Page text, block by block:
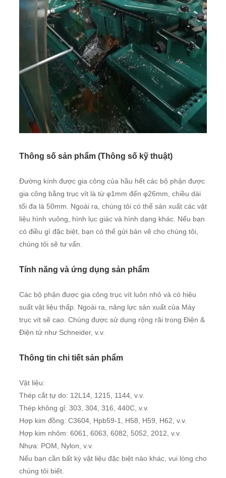
Thông số sản phẩm (Thông số kỹ thuật)
Đường kính được gia công của hầu hết các bộ phận được
gia công bằng trục vít là từ φ1mm đến φ26mm, chiều dài
tối đa là 50mm. Ngoài ra, chúng tôi có thể sản xuất các vật
liệu hình vuông, hình lục giác và hình dạng khác. Nếu bạn
có điều gì đặc biệt, bạn có thể gửi bản vẽ cho chúng tôi,
chúng tôi sẽ tư vấn.
Tính năng và ứng dụng sản phẩm
Các bộ phận được gia công trục vít luôn nhỏ và có hiệu
suất vật liệu thấp. Ngoài ra, năng lực sản xuất của Máy
trục vít sẽ cao. Chúng được sử dụng rộng rãi trong Điện &
Điện tử như Schneider, v.v.
Thông tin chi tiết sản phẩm
Vật liệu:
Thép cắt tự do: 12L14, 1215, 1144, v.v.
Thép không gỉ: 303, 304, 316, 440C, v.v.
Hợp kim đồng: C3604, Hpb59-1, H58, H59, H62, v.v.
Hợp kim nhôm: 6061, 6063, 6082, 5052, 2012, v.v.
Nhựa: POM, Nylon, v.v.
Nếu bạn cần bất kỳ vật liệu đặc biệt nào khác, vui lòng cho
chúng tôi biết.